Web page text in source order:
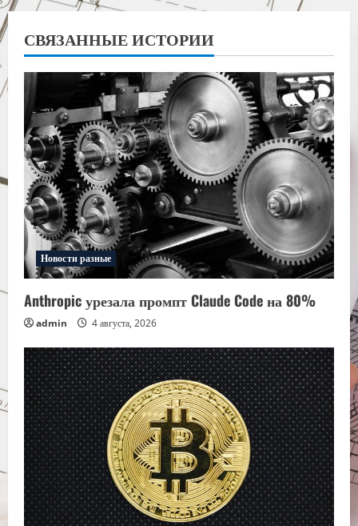
СВЯЗАННЫЕ ИСТОРИИ
Новости разные
Anthropic урезала промпт Claude Code на 80%
admin 4 августа, 2026